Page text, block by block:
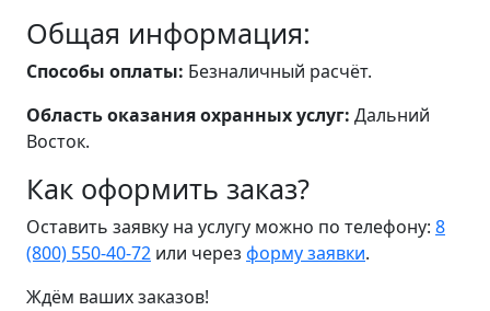
Общая информация:
Способы оплаты: Безналичный расчёт.
Область оказания охранных услуг: Дальний
Восток.
Как оформить заказ?
Оставить заявку на услугу можно по телефону: 8
(800) 550-40-72 или через форму заявки.
Ждём ваших заказов!